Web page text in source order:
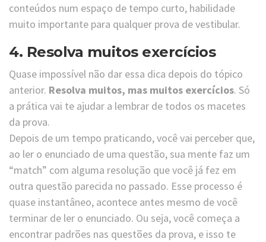
conteúdos num espaço de tempo curto, habilidade
muito importante para qualquer prova de vestibular.
4. Resolva muitos exercícios
Quase impossível não dar essa dica depois do tópico
anterior. Resolva muitos, mas muitos exercícios. Só
a prática vai te ajudar a lembrar de todos os macetes
da prova.
Depois de um tempo praticando, você vai perceber que,
ao ler o enunciado de uma questão, sua mente faz um
“match” com alguma resolução que você já fez em
outra questão parecida no passado. Esse processo é
quase instantâneo, acontece antes mesmo de você
terminar de ler o enunciado. Ou seja, você começa a
encontrar padrões nas questões da prova, e isso te